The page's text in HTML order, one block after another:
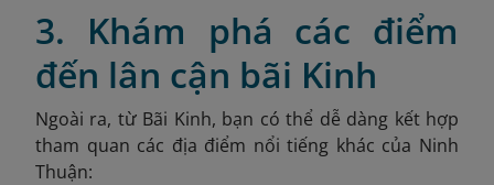
3. Khám phá các điểm
đến lân cận bãi Kinh
Ngoài ra, từ Bãi Kinh, bạn có thể dễ dàng kết hợp
tham quan các địa điểm nổi tiếng khác của Ninh
Thuận: